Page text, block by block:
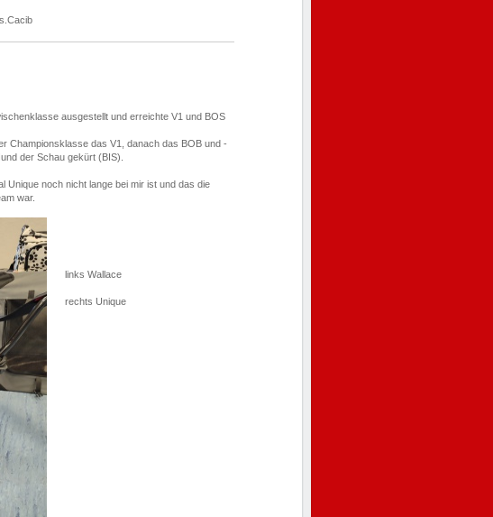
ausgestellt und erreichte V1 und BOS
Championsklasse das V1, danach das BOB und -
der Schau gekürt (BIS).
Unique noch nicht lange bei mir ist und das die
war.
links Wallace
rechts Unique